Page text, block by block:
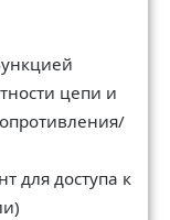
цепи и
для доступа к